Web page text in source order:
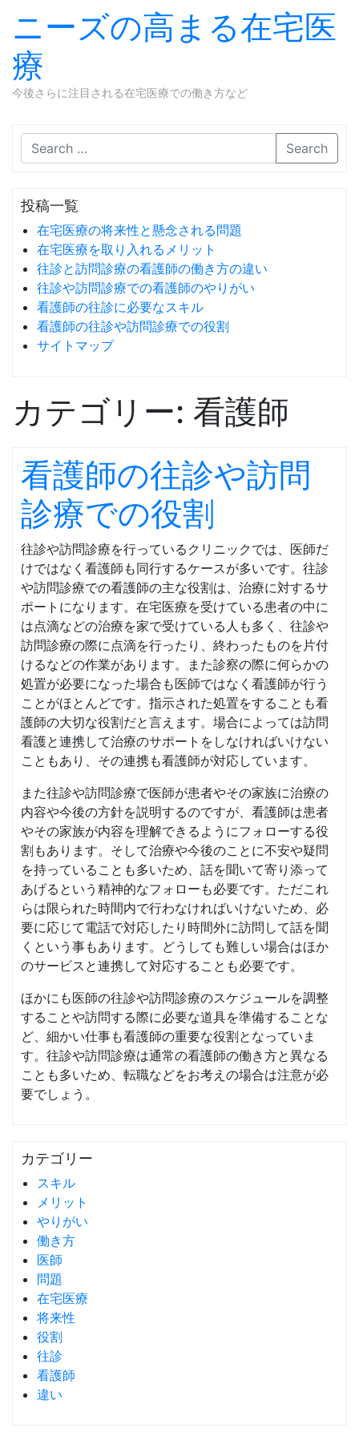
ニーズの高まる在宅医
療
今後さらに注目される在宅医療での働き方など
Search
投稿一覧
在宅医療の将来性と懸念される問題
在宅医療を取り入れるメリット
往診と訪問診療の看護師の働き方の違い
往診や訪問診療での看護師のやりがい
看護師の往診に必要なスキル
看護師の往診や訪問診療での役割
サイトマップ
カテゴリー: 看護師
看護師の往診や訪問
診療での役割
往診や訪問診療を行っているクリニックでは、医師だ
けではなく看護師も同行するケースが多いです。往診
や訪問診療での看護師の主な役割は、治療に対するサ
ポートになります。在宅医療を受けている患者の中に
は点滴などの治療を家で受けている人も多く、往診や
訪問診療の際に点滴を行ったり、終わったものを片付
けるなどの作業があります。また診察の際に何らかの
処置が必要になった場合も医師ではなく看護師が行う
ことがほとんどです。指示された処置をすることも看
護師の大切な役割だと言えます。場合によっては訪問
看護と連携して治療のサポートをしなければいけない
こともあり、その連携も看護師が対応しています。
また往診や訪問診療で医師が患者やその家族に治療の
内容や今後の方針を説明するのですが、看護師は患者
やその家族が内容を理解できるようにフォローする役
割もあります。そして治療や今後のことに不安や疑問
を持っていることも多いため、話を聞いて寄り添って
あげるという精神的なフォローも必要です。ただこれ
らは限られた時間内で行わなければいけないため、必
要に応じて電話で対応したり時間外に訪問して話を聞
くという事もあります。どうしても難しい場合はほか
のサービスと連携して対応することも必要です。
ほかにも医師の往診や訪問診療のスケジュールを調整
することや訪問する際に必要な道具を準備することな
ど、細かい仕事も看護師の重要な役割となっていま
す。往診や訪問診療は通常の看護師の働き方と異なる
ことも多いため、転職などをお考えの場合は注意が必
要でしょう。
カテゴリー
スキル
メリット
やりがい
働き方
医師
問題
在宅医療
将来性
役割
往診
看護師
違い